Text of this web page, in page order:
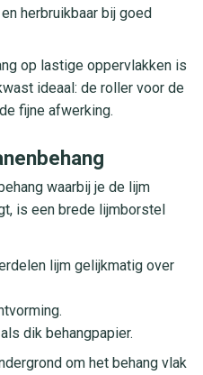
herbruikbaar bij goed
op lastige oppervlakken is
ideaal: de roller voor de
fijne afwerking.
waarbij je de lijm
is een brede lijmborstel
lijm gelijkmatig over
dik behangpapier.
om het behang vlak